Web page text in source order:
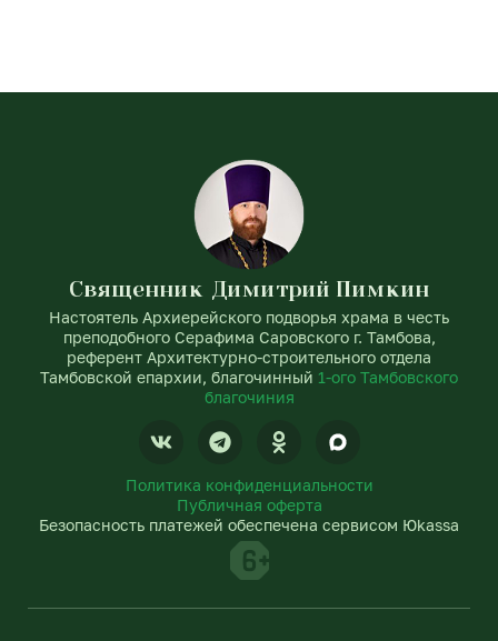
Священник Димитрий Пимкин
Настоятель Архиерейского подворья храма в честь
преподобного Серафима Саровского г. Тамбова,
референт Архитектурно-строительного отдела
Тамбовской епархии, благочинный 1-ого Тамбовского
благочиния
V
k
T
e
e
g
m
O
d
o
k
s
Политика конфиденциальности
Публичная оферта
Безопасность платежей обеспечена сервисом Юkassa